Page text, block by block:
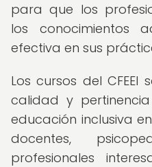
para que los
los conocimientos
efectiva en sus
Los cursos del
calidad y
educación inclusiva
docentes,
profesionales